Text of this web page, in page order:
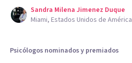
Sandra Milena Jimenez Duque
Miami, Estados Unidos de América
Psicólogos nominados y premiados